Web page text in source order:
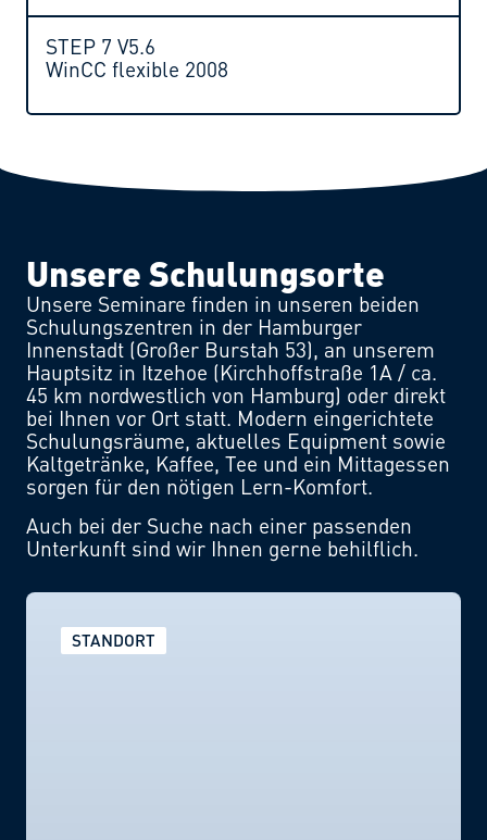
STEP 7 V5.6
WinCC flexible 2008
Unsere Schulungsorte
Unsere Seminare finden in unseren beiden
Schulungszentren in der Hamburger
Innenstadt (Großer Burstah 53), an unserem
Hauptsitz in Itzehoe (Kirchhoffstraße 1A / ca.
45 km nordwestlich von Hamburg) oder direkt
bei Ihnen vor Ort statt. Modern eingerichtete
Schulungsräume, aktuelles Equipment sowie
Kaltgetränke, Kaffee, Tee und ein Mittagessen
sorgen für den nötigen Lern-Komfort.
Auch bei der Suche nach einer passenden
Unterkunft sind wir Ihnen gerne behilflich.
STANDORT